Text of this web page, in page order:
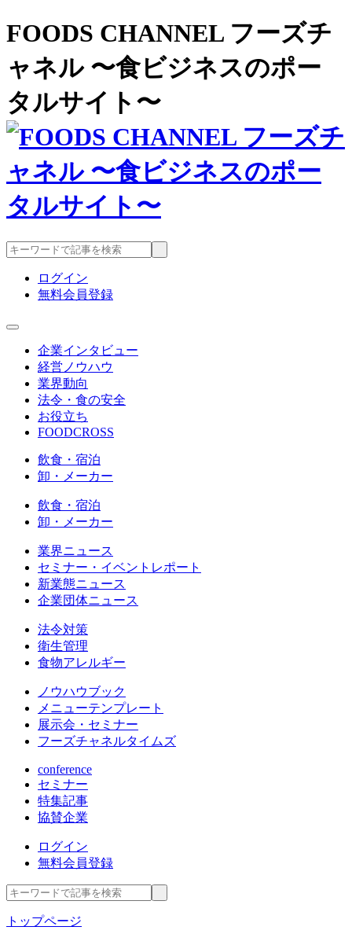
FOODS CHANNEL フーズチ
ャネル 〜食ビジネスのポー
タルサイト〜
ログイン
無料会員登録
企業インタビュー
経営ノウハウ
業界動向
法令・食の安全
お役立ち
FOODCROSS
飲食・宿泊
卸・メーカー
飲食・宿泊
卸・メーカー
業界ニュース
セミナー・イベントレポート
新業態ニュース
企業団体ニュース
法令対策
衛生管理
食物アレルギー
ノウハウブック
メニューテンプレート
展示会・セミナー
フーズチャネルタイムズ
conference
セミナー
特集記事
協賛企業
ログイン
無料会員登録
トップページ